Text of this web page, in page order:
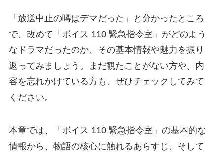
「放送中止の噂はデマだった」と分かったところ
で、改めて「ボイス 110 緊急指令室」がどのよう
なドラマだったのか、その基本情報や魅力を振り
返ってみましょう。まだ観たことがない方や、内
容を忘れかけている方も、ぜひチェックしてみて
ください。
本章では、「ボイス 110 緊急指令室」の基本的な
情報から、物語の核心に触れるあらすじ、そして